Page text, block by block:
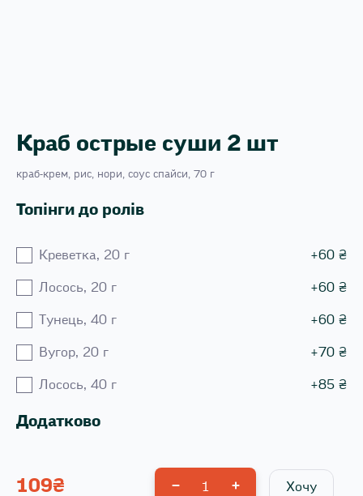
Краб острые суши 2 шт
краб-крем, рис, нори, соус спайси, 70 г
Топінги до ролів
Креветка, 20 г +60 ₴
Лосось, 20 г +60 ₴
Тунець, 40 г +60 ₴
Вугор, 20 г +70 ₴
Лосось, 40 г +85 ₴
Додатково
109₴ 1 Хочу